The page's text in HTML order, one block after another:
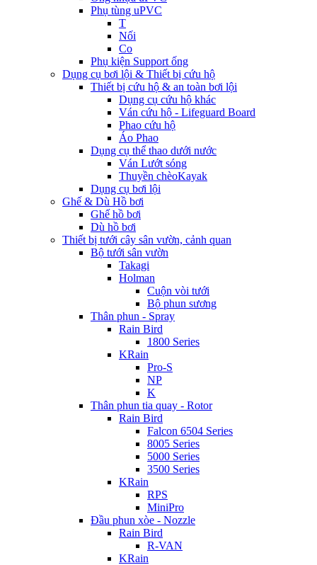
Phụ tùng uPVC
T
Nối
Co
Phụ kiện Support ống
Dụng cụ bơi lội & Thiết bị cứu hộ
Thiết bị cứu hộ & an toàn bơi lội
Dụng cụ cứu hộ khác
Ván cứu hộ - Lifeguard Board
Phao cứu hộ
Áo Phao
Dụng cụ thể thao dưới nước
Ván Lướt sóng
Thuyền chèoKayak
Dụng cụ bơi lội
Ghế & Dù Hồ bơi
Ghế hồ bơi
Dù hồ bơi
Thiết bị tưới cây sân vườn, cảnh quan
Bộ tưới sân vườn
Takagi
Holman
Cuộn vòi tưới
Bộ phun sương
Thân phun - Spray
Rain Bird
1800 Series
KRain
Pro-S
NP
K
Thân phun tia quay - Rotor
Rain Bird
Falcon 6504 Series
8005 Series
5000 Series
3500 Series
KRain
RPS
MiniPro
Đầu phun xòe - Nozzle
Rain Bird
R-VAN
KRain